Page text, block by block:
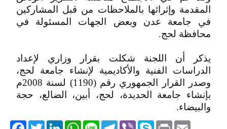
المقدمة وإثرائها بالملاحظات من قبل المشاركين
في جامعة عدن وبعض الجهات المسئولة في
محافظة لحج.
يذكر أن اللجنة شكلت بقرار وزاري لإعداد
الدراسات الفنية والأكاديمية لإنشاء جامعة لحج،
وصدر القرار الجمهوري رقم (1190) لسنة 2008م
بإنشاء جامعة الحديدة، لحج، أبين، الضالع، حجة
والبيضاء.
TwitterLinkedIn
WhatsApp Line
Telegram ViberSkype PrintEmail